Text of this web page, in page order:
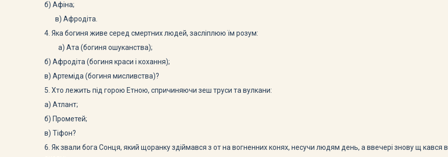
б) Афіна;
в) Афродіта.
4. Яка богиня живе серед смертних людей, засліплюю їм розум:
а) Ата (богиня ошуканства);
б) Афродіта (богиня краси і кохання);
в) Артеміда (богиня мисливства)?
5. Хто лежить під горою Етною, спричиняючи зеш труси та вулкани:
а) Атлант;
б) Прометей;
в) Тіфон?
6. Як звали бога Сонця, який щоранку здіймався з от на вогненних конях, несучи людям день, а ввечері знову щ кався в